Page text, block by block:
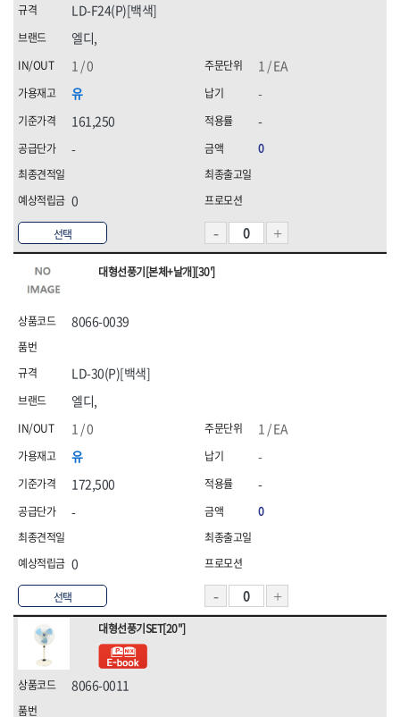
선택
엘디,
1 / EA
유
161,250
-
0
LD-F24(P)[백색]
1 / 0
-
-
0
선택
대형선풍기[본체+날개][30']
8066-0039
엘디,
1 / EA
유
172,500
-
0
LD-30(P)[백색]
1 / 0
-
-
0
대형선풍기SET[20"]
8066-0011